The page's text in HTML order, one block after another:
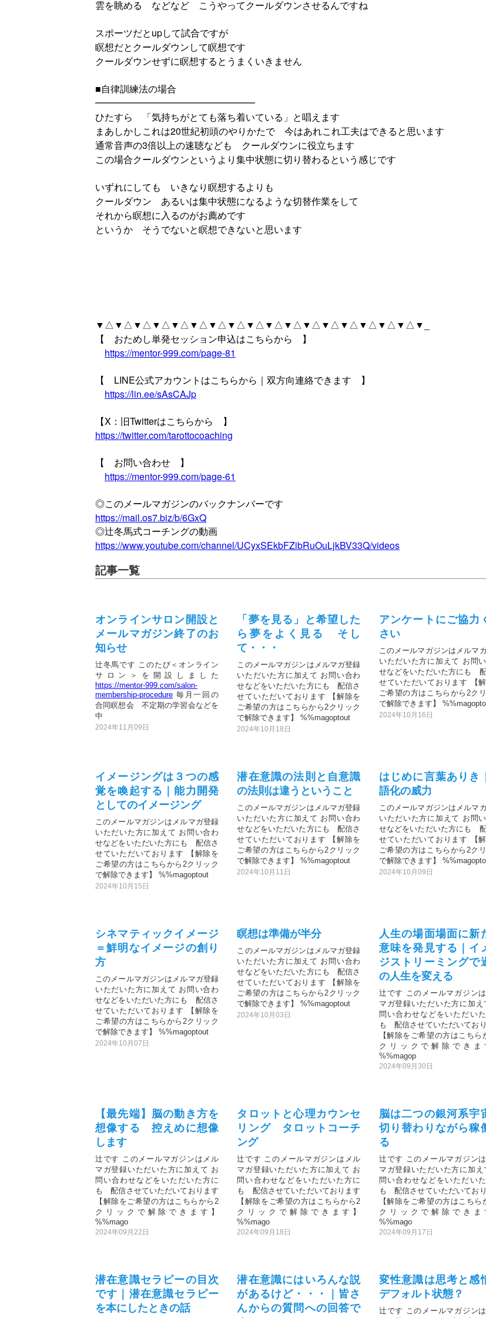
雲を眺める などなど こうやってクールダウンさせるんですね
スポーツだとupして試合ですが
瞑想だとクールダウンして瞑想です
クールダウンせずに瞑想するとうまくいきません
■自律訓練法の場合
━━━━━━━━━━━━━━━━━
ひたすら 「気持ちがとても落ち着いている」と唱えます
まあしかしこれは20世紀初頭のやりかたで 今はあれこれ工夫はできると思います
通常音声の3倍以上の速聴なども クールダウンに役立ちます
この場合クールダウンというより集中状態に切り替わるという感じです
いずれにしても いきなり瞑想するよりも
クールダウン あるいは集中状態になるような切替作業をして
それから瞑想に入るのがお薦めです
というか そうでないと瞑想できないと思います
▼△▼△▼△▼△▼△▼△▼△▼△▼△▼△▼△▼△▼△▼△▼△▼△▼△▼_
【 おためし単発セッション申込はこちらから 】
https://mentor-999.com/page-81
【 LINE公式アカウントはこちらから｜双方向連絡できます 】
https://lin.ee/sAsCAJp
【X：旧Twitterはこちらから 】
https://twitter.com/tarottocoaching
【 お問い合わせ 】
https://mentor-999.com/page-61
◎このメールマガジンのバックナンバーです
https://mail.os7.biz/b/6GxQ
◎辻冬馬式コーチングの動画
https://www.youtube.com/channel/UCyxSEkbFZibRuOuLjkBV33Q/videos
記事一覧
オンラインサロン開設と
メールマガジン終了のお
知らせ
辻冬馬です このたび＜オンライン
サロン＞を開設しました
https://mentor-999.com/salon-
membership-procedure 毎月一回の
合同瞑想会 不定期の学習会などを
中
2024年11月09日
「夢を見る」と希望した
ら夢をよく見る そし
て・・・
このメールマガジンはメルマガ登録
いただいた方に加えて お問い合わ
せなどをいただいた方にも 配信さ
せていただいております 【解除を
ご希望の方はこちらから2クリック
で解除できます】 %%magoptout
2024年10月18日
アンケートにご協力
さい
このメールマガジンはメルマ
いただいた方に加えて お問
せなどをいただいた方にも
せていただいております 【
ご希望の方はこちらから2ク
で解除できます】
2024年10月16日
イメージングは３つの感
覚を喚起する｜能力開発
としてのイメージング
このメールマガジンはメルマガ登録
いただいた方に加えて お問い合わ
せなどをいただいた方にも 配信さ
せていただいております 【解除を
ご希望の方はこちらから2クリック
で解除できます】 %%magoptout
2024年10月15日
潜在意識の法則と自意識
の法則は違うということ
このメールマガジンはメルマガ登録
いただいた方に加えて お問い合わ
せなどをいただいた方にも 配信さ
せていただいております 【解除を
ご希望の方はこちらから2クリック
で解除できます】 %%magoptout
2024年10月11日
はじめに言葉ありき
語化の威力
このメールマガジンはメルマ
いただいた方に加えて お問
せなどをいただいた方にも
せていただいております 【
ご希望の方はこちらから2ク
で解除できます】
2024年10月09日
シネマティックイメージ
＝鮮明なイメージの創り
方
このメールマガジンはメルマガ登録
いただいた方に加えて お問い合わ
せなどをいただいた方にも 配信さ
せていただいております 【解除を
ご希望の方はこちらから2クリック
で解除できます】 %%magoptout
2024年10月07日
瞑想は準備が半分
このメールマガジンはメルマガ登録
いただいた方に加えて お問い合わ
せなどをいただいた方にも 配信さ
せていただいております 【解除を
ご希望の方はこちらから2クリック
で解除できます】 %%magoptout
2024年10月03日
人生の場面場面に新
意味を発見する｜イ
ジストリーミングで
の人生を変える
辻です このメールマガジン
マガ登録いただいた方に加え
問い合わせなどをいただい
も 配信させていただいてお
【解除をご希望の方はこちら
クリックで解除できま
%%magop
2024年09月30日
【最先端】脳の動き方を
想像する 控えめに想像
します
辻です このメールマガジンはメル
マガ登録いただいた方に加えて お
問い合わせなどをいただいた方に
も 配信させていただいております
【解除をご希望の方はこちらから2
クリックで解除できます】
%%mago
2024年09月22日
タロットと心理カウンセ
リング タロットコーチ
ング
辻です このメールマガジンはメル
マガ登録いただいた方に加えて お
問い合わせなどをいただいた方に
も 配信させていただいております
【解除をご希望の方はこちらから2
クリックで解除できます】
%%mago
2024年09月18日
脳は二つの銀河系宇
切り替わりながら稼
る
辻です このメールマガジン
マガ登録いただいた方に加え
問い合わせなどをいただい
も 配信させていただいてお
【解除をご希望の方はこちら
クリックで解除できま
%%mago
2024年09月17日
潜在意識セラピーの目次
です｜潜在意識セラピー
を本にしたときの話
潜在意識にはいろんな説
があるけど・・・｜皆さ
んからの質問への回答で
変性意識は思考と感
デフォルト状態？
辻です このメールマガジン